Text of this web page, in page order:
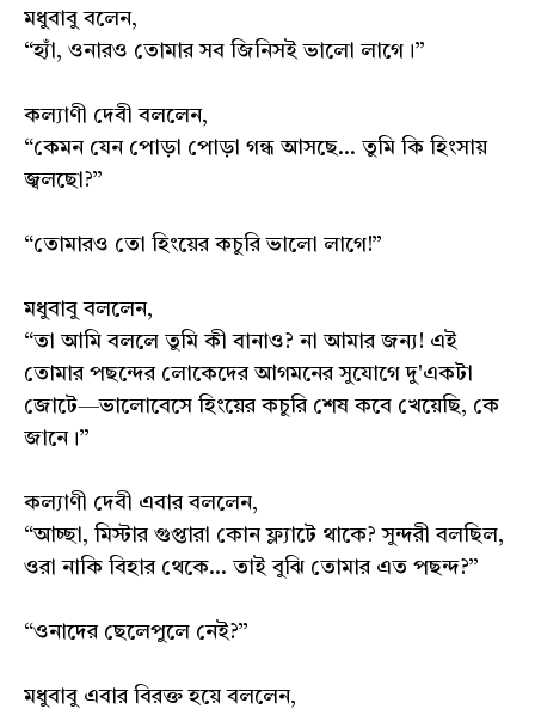
মধুবাবু বলেন,
“হ্যাঁ, ওনারও তোমার সব জিনিসই ভালো লাগে।”
কল্যাণী দেবী বললেন,
“কেমন যেন পোড়া পোড়া গন্ধ আসছে... তুমি কি হিংসায়
জ্বলছো?”
“তোমারও তো হিংয়ের কচুরি ভালো লাগে!”
মধুবাবু বললেন,
“তা আমি বললে তুমি কী বানাও? না আমার জন্য! এই
তোমার পছন্দের লোকেদের আগমনের সুযোগে দু'একটা
জোটে—ভালোবেসে হিংয়ের কচুরি শেষ কবে খেয়েছি, কে
জানে।”
কল্যাণী দেবী এবার বললেন,
“আচ্ছা, মিস্টার গুপ্তারা কোন ফ্ল্যাটে থাকে? সুন্দরী বলছিল,
ওরা নাকি বিহার থেকে... তাই বুঝি তোমার এত পছন্দ?”
“ওনাদের ছেলেপুলে নেই?”
মধুবাবু এবার বিরক্ত হয়ে বললেন,